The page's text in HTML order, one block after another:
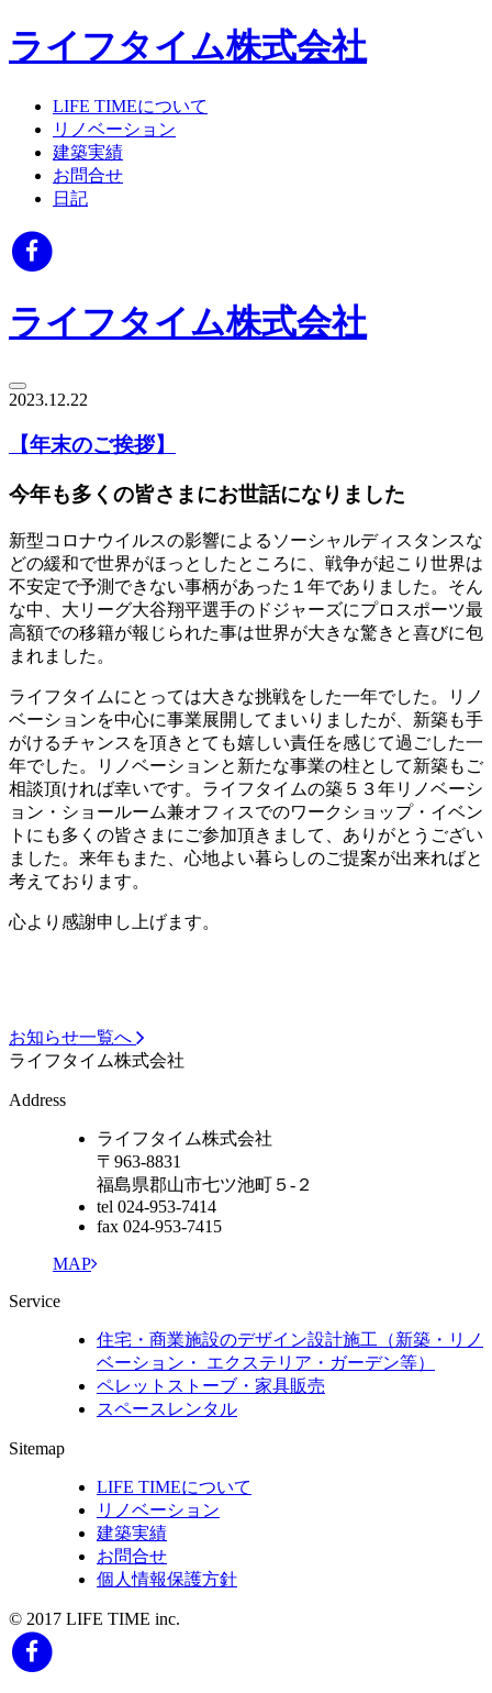
ライフタイム株式会社
LIFE TIMEについて
リノベーション
建築実績
お問合せ
日記
ライフタイム株式会社
2023.12.22
【年末のご挨拶】
今年も多くの皆さまにお世話になりました
新型コロナウイルスの影響によるソーシャルディスタンスな
どの緩和で世界がほっとしたところに、戦争が起こり世界は
不安定で予測できない事柄があった１年でありました。そん
な中、大リーグ大谷翔平選手のドジャーズにプロスポーツ最
高額での移籍が報じられた事は世界が大きな驚きと喜びに包
まれました。
ライフタイムにとっては大きな挑戦をした一年でした。リノ
ベーションを中心に事業展開してまいりましたが、新築も手
がけるチャンスを頂きとても嬉しい責任を感じて過ごした一
年でした。リノベーションと新たな事業の柱として新築もご
相談頂ければ幸いです。ライフタイムの築５３年リノベーシ
ョン・ショールーム兼オフィスでのワークショップ・イベン
トにも多くの皆さまにご参加頂きまして、ありがとうござい
ました。来年もまた、心地よい暮らしのご提案が出来ればと
考えております。
心より感謝申し上げます。
お知らせ一覧へ
ライフタイム株式会社
Address
ライフタイム株式会社
〒963-8831
福島県郡山市七ツ池町５-２
tel 024-953-7414
fax 024-953-7415
MAP
Service
住宅・商業施設のデザイン設計施工（新築・リノ
ベーション・ エクステリア・ガーデン等）
ペレットストーブ・家具販売
スペースレンタル
Sitemap
LIFE TIMEについて
リノベーション
建築実績
お問合せ
個人情報保護方針
© 2017 LIFE TIME inc.